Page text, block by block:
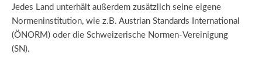
Jedes Land unterhält außerdem zusätzlich seine eigene
Normeninstitution, wie z.B. Austrian Standards International
(ÖNORM) oder die Schweizerische Normen-Vereinigung
(SN).